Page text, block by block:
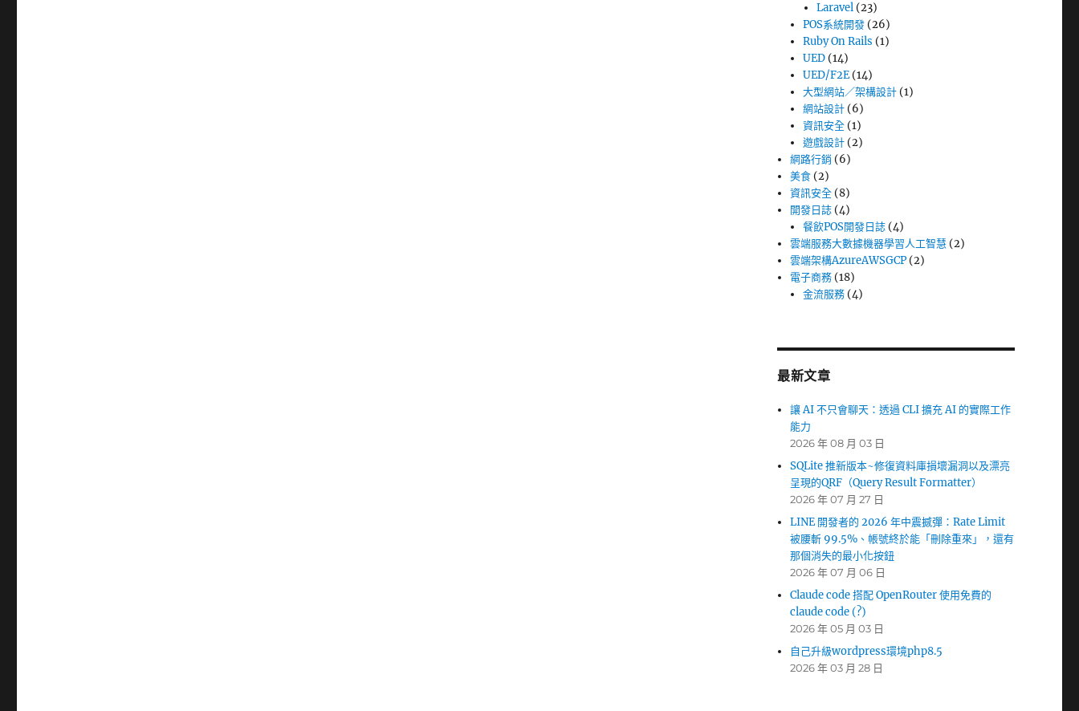
Laravel(23)
POS系統開發 (26)
Ruby On Rails (1)
UED (14)
UED/F2E (14)
大型網站／架構設計 (1)
網站設計 (6)
資訊安全 (1)
遊戲設計 (2)
網路行銷 (6)
美食 (2)
資訊安全 (8)
開發日誌 (4)
餐飲POS開發日誌 (4)
雲端服務大數據機器學習人工智慧 (2)
雲端架構AzureAWSGCP (2)
電子商務 (18)
金流服務 (4)
最新文章
讓 AI 不只會聊天：透過 CLI 擴充 AI 的實際工作
能力
2026 年 08 月 03 日
SQLite 推新版本~修復資料庫損壞漏洞以及漂亮
呈現的QRF（Query Result Formatter）
2026 年 07 月 27 日
LINE 開發者的 2026 年中震撼彈：Rate Limit
被腰斬 99.5%、帳號終於能「刪除重來」，還有
那個消失的最小化按鈕
2026 年 07 月 06 日
Claude code 搭配 OpenRouter 使用免費的
claude code (?)
2026 年 05 月 03 日
自己升級wordpress環境php8.5
2026 年 03 月 28 日